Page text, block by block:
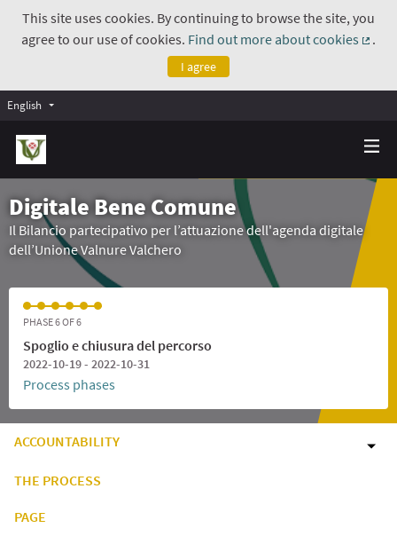
This site uses cookies. By continuing to browse the site, you
agree to our use of cookies. Find out more about cookies
.
I agree
English
Digitale Bene Comune
Il Bilancio partecipativo per l’attuazione dell'agenda digitale
dell’Unione Valnure Valchero
PHASE 6 OF 6
Spoglio e chiusura del percorso
2022-10-19 - 2022-10-31
Process phases
ACCOUNTABILITY
THE PROCESS
PAGE